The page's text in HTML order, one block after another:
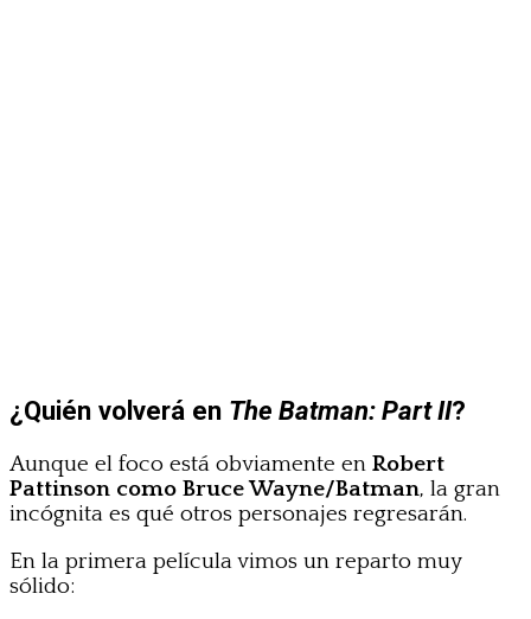
¿Quién volverá en The Batman: Part II?
Aunque el foco está obviamente en Robert
Pattinson como Bruce Wayne/Batman, la gran
incógnita es qué otros personajes regresarán.
En la primera película vimos un reparto muy
sólido: